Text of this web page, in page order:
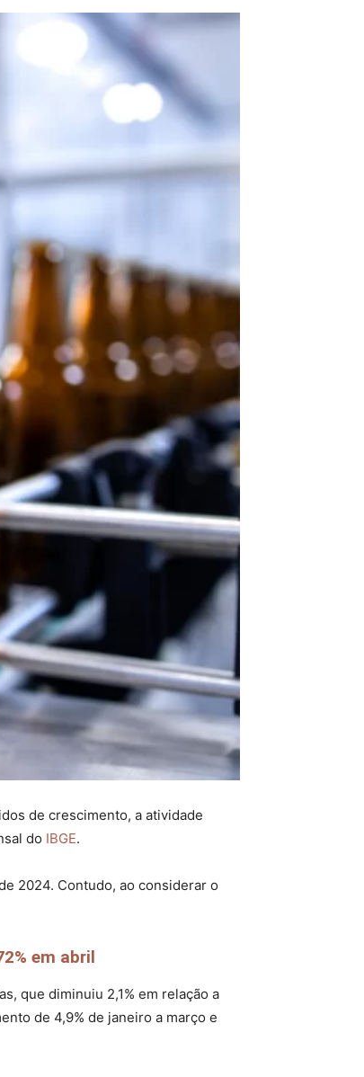
de crescimento, a atividade
do IBGE.
2024. Contudo, ao considerar o
em abril
que diminuiu 2,1% em relação a
de 4,9% de janeiro a março e